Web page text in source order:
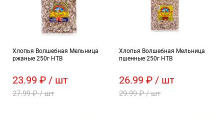
Хлопья Волшебная Мельница
ржаные 250г НТВ
23.99 ₽ / шт
27.99 ₽ / шт
Хлопья Волшебная Мельница
пшенные 250г НТВ
26.99 ₽ / шт
29.99 ₽ / шт